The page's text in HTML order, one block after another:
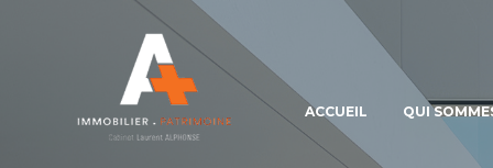
ACCUEIL QUI